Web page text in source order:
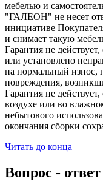
мебелью и
"ГАЛЕОН" не несет
инициативе
и снимает такую
Гарантия не
или установлено
на нормальный износ,
повреждения,
Гарантия не
воздухе или во
небытового
окончания сборки
Читать до конца
Вопрос - ответ